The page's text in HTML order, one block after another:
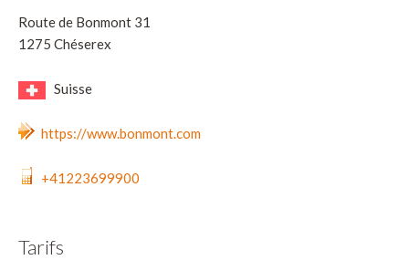
Route de Bonmont 31
1275 Chéserex
Suisse
https://www.bonmont.com
+41223699900
Tarifs